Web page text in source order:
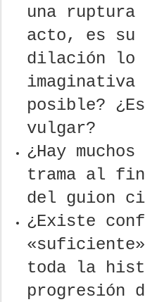
una ruptura
acto, es su
dilación lo
imaginativa
posible?
vulgar?
¿Hay
trama al
del guion
¿Existe
toda la
progresión